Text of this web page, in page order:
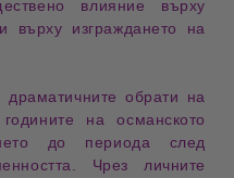
влияние върху
върху изграждането на
драматичните обрати на
на османското
до периода след
Чрез личните